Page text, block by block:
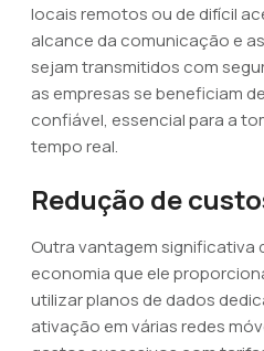
locais remotos ou de difícil
alcance da comunicação e
sejam transmitidos com
as empresas se beneficiam
confiável, essencial para a
tempo real.
Redução de
Outra vantagem significativa
economia que ele
utilizar planos de dados
ativação em várias redes